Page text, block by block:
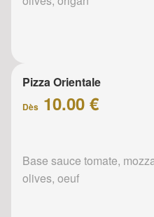
Pizza Orientale
Dès 10.00 €
Base sauce tomate,
olives, oeuf